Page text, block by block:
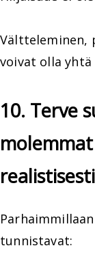
Vältteleminen,
voivat olla
10. Terve
realistisesti
tunnistavat: